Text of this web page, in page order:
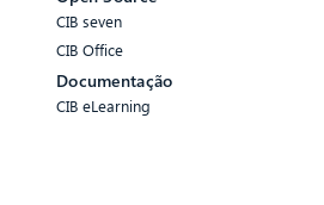
CIB seven
CIB Office
Documentação
CIB eLearning